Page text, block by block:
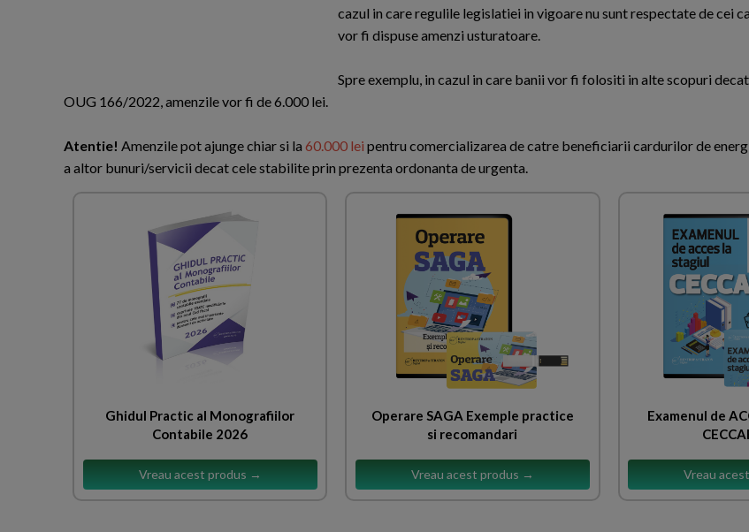
cazul in care regulile legislatiei in vigoare nu sunt respectate de cei
vor fi dispuse amenzi usturatoare.
Spre exemplu, in cazul in care banii vor fi folositi in alte scopuri
OUG 166/2022, amenzile vor fi de 6.000 lei.
Atentie! Amenzile pot ajunge chiar si la 60.000 lei pentru comercializarea de catre beneficiarii cardurilor de
a altor bunuri/servicii decat cele stabilite prin prezenta ordonanta de urgenta.
Ghidul Practic al Monografiilor
Contabile 2026
Vreau acest produs →
Operare SAGA Exemple practice
si recomandari
Vreau acest produs →
Examenul de
Vreau